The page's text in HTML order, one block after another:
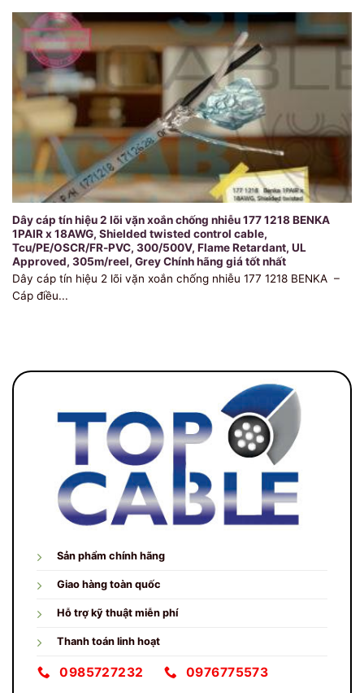
Sản phẩm chính hãng
Giao hàng toàn quốc
Hỗ trợ kỹ thuật miễn phí
Thanh toán linh hoạt
0985727232 0976775573
Dây cáp tín hiệu 2 lõi vặn xoắn chống nhiễu 177 1218 BENKA
1PAIR x 18AWG, Shielded twisted control cable,
Tcu/PE/OSCR/FR-PVC, 300/500V, Flame Retardant, UL
Approved, 305m/reel, Grey Chính hãng giá tốt nhất
Dây cáp tín hiệu 2 lõi vặn xoắn chống nhiễu 177 1218 BENKA –
Cáp điều...